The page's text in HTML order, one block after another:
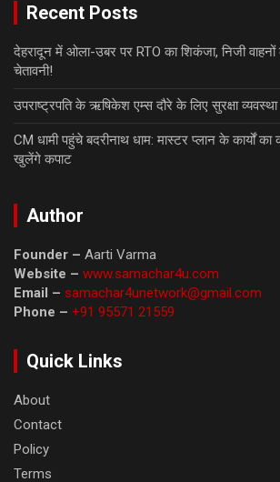
Recent Posts
देहरादून में ओला-उबर पर RTO का शिकंजा, निजी
चेतावनी!
उपराष्ट्रपति के ऋषिकेश एम्स दौरे के लिए सुरक्षा
CM धामी पहुंचे बदरीनाथ धाम: मास्टर प्लान के कार्यों
खुलेंगे कपाट
Author
Founder – Aarti Varma
Website – www.samachar4u.com
Email – samachar4unetwork@gmail.com
Phone – +91 95571 21559
Quick Links
About
Contact
Policy
Terms